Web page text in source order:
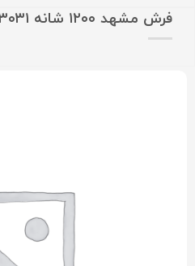
فرش مشهد ۱۲۰۰ شانه ۸۰۳۰۳۱ آبی گلبرجسته